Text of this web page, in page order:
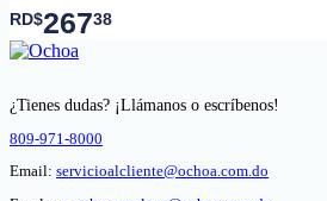
RD$26738
¿Tienes dudas? ¡Llámanos o escríbenos!
809-971-8000
Email: servicioalcliente@ochoa.com.do